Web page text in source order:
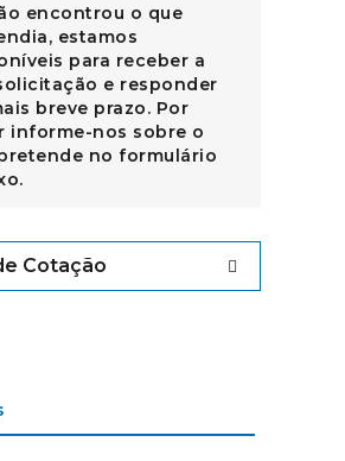
encontrou o que
estamos
para receber a
e responder
breve prazo. Por
informe-nos sobre o
no formulário
Cotação